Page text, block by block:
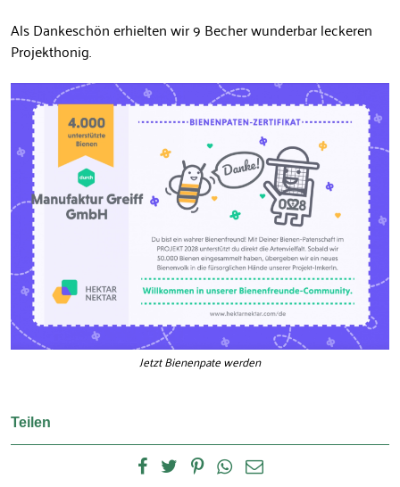
Als Dankeschön erhielten wir 9 Becher wunderbar leckeren
Projekthonig.
Jetzt Bienenpate werden
Teilen